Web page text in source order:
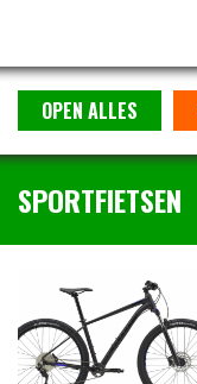
OPEN ALLES
SPORTFIETSEN